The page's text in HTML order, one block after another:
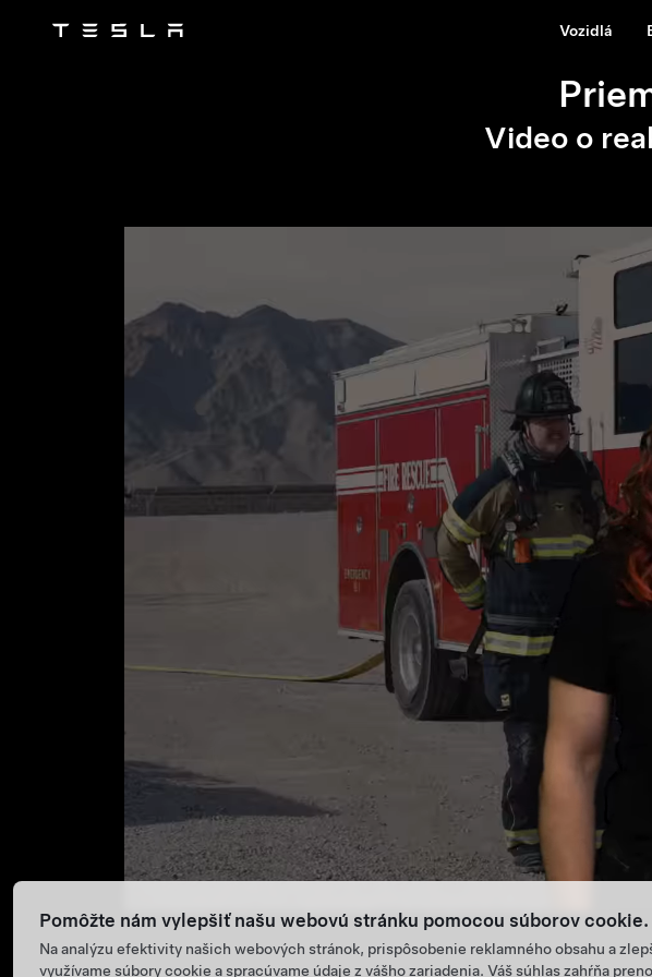
Tesla Vozidlá
Video o
Pomôžte nám vylepšiť našu webovú stránku pomocou súborov cookie.
Na analýzu efektivity našich webových stránok, prispôsobenie reklamného obsahu a
využívame súbory cookie a spracúvame údaje z vášho zariadenia. Váš súhlas zahŕňa